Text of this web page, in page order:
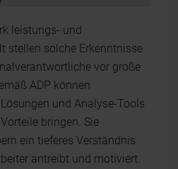
leistungs- und
stellen solche Erkenntnisse
vor große
ADP können
und Analyse-Tools
bringen. Sie
ein tieferes Verständnis
antreibt und motiviert.